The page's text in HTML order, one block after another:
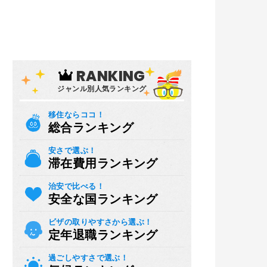
RANKING
ジャンル別人気ランキング
移住ならココ！
総合ランキング
安さで選ぶ！
滞在費用ランキング
治安で比べる！
安全な国ランキング
ビザの取りやすさから選ぶ！
定年退職ランキング
過ごしやすさで選ぶ！